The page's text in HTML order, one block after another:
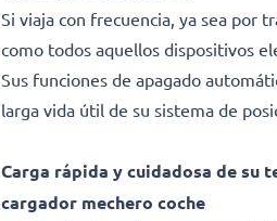
Si viaja con frecuencia, ya sea por
como todos aquellos dispositivos
Sus funciones de apagado
larga vida útil de su sistema de
Carga rápida y cuidadosa de su
cargador mechero coche